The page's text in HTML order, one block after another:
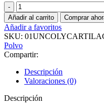
Colageno
Hidrolizado,
Cartilago
de
Tiburon,
Calcio,
Magnesio
&
Zinc
Lima
Naturals
Añadir al carrito Comprar
Añadir a favoritos
SKU:
Polvo
Compartir:
Descripción
Valoraciones (0)
Descripción